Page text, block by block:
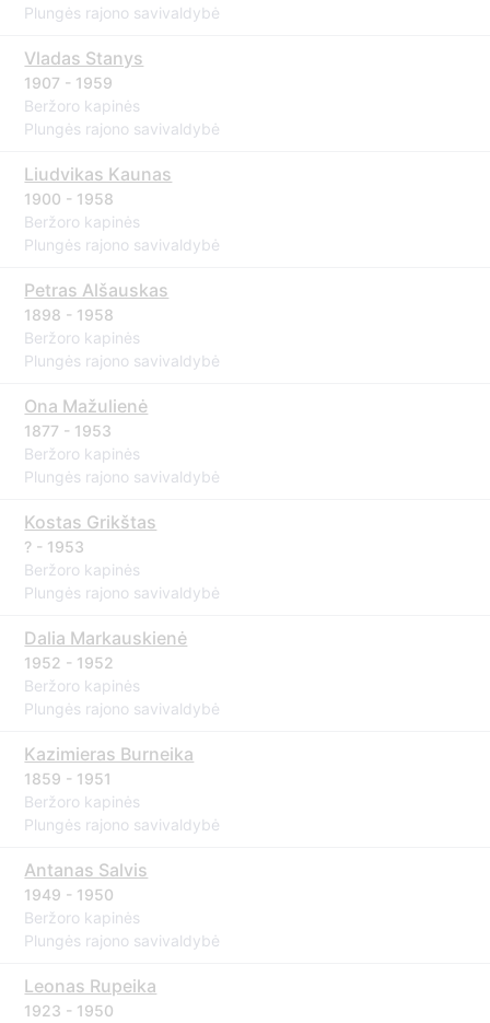
Plungės rajono savivaldybė
Vladas Stanys
1907 - 1959
Beržoro kapinės
Plungės rajono savivaldybė
Liudvikas Kaunas
1900 - 1958
Beržoro kapinės
Plungės rajono savivaldybė
Petras Alšauskas
1898 - 1958
Beržoro kapinės
Plungės rajono savivaldybė
Ona Mažulienė
1877 - 1953
Beržoro kapinės
Plungės rajono savivaldybė
Kostas Grikštas
? - 1953
Beržoro kapinės
Plungės rajono savivaldybė
Dalia Markauskienė
1952 - 1952
Beržoro kapinės
Plungės rajono savivaldybė
Kazimieras Burneika
1859 - 1951
Beržoro kapinės
Plungės rajono savivaldybė
Antanas Salvis
1949 - 1950
Beržoro kapinės
Plungės rajono savivaldybė
Leonas Rupeika
1923 - 1950